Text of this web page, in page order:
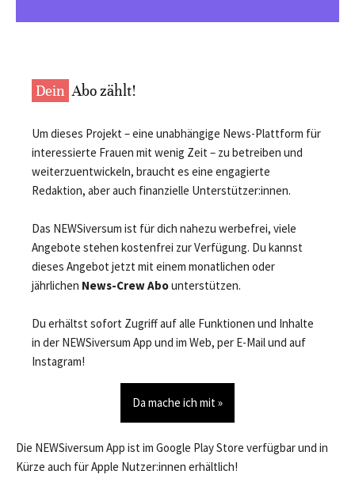
Dein Abo zählt!
Um dieses Projekt – eine unabhängige News-Plattform für
interessierte Frauen mit wenig Zeit – zu betreiben und
weiterzuentwickeln, braucht es eine engagierte
Redaktion, aber auch finanzielle Unterstützer:innen.
Das NEWSiversum ist für dich nahezu werbefrei, viele
Angebote stehen kostenfrei zur Verfügung. Du kannst
dieses Angebot jetzt mit einem monatlichen oder
jährlichen News-Crew Abounterstützen.
Du erhältst sofort Zugriff auf alle Funktionen und Inhalte
in der NEWSiversum App und im Web, per E-Mail und auf
Instagram!
Da mache ich mit »
Die NEWSiversum App ist im Google Play Store verfügbar und in
Kürze auch für Apple Nutzer:innen erhältlich!